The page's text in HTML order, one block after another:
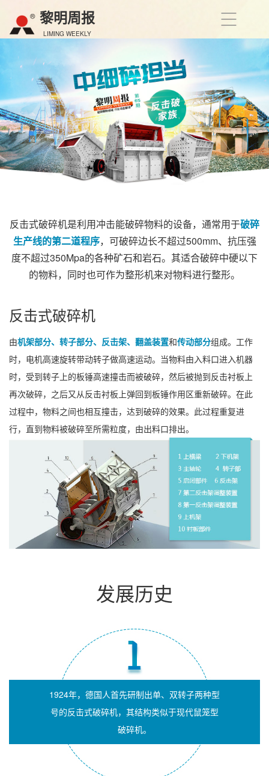
黎明周报
LIMING WEEKLY
反击式破碎机是利用冲击能破碎物料的设备，通常用于破碎
生产线的第二道程序，可破碎边长不超过500mm、抗压强
度不超过350Mpa的各种矿石和岩石。其适合破碎中硬以下
的物料，同时也可作为整形机来对物料进行整形。
反击式破碎机
由机架部分、转子部分、反击架、翻盖装置和传动部分组成。工作
时，电机高速旋转带动转子做高速运动。当物料由入料口进入机器
时，受到转子上的板锤高速撞击而被破碎，然后被抛到反击衬板上
再次破碎，之后又从反击衬板上弹回到板锤作用区重新破碎。在此
过程中，物料之间也相互撞击，达到破碎的效果。此过程重复进
行，直到物料被破碎至所需粒度，由出料口排出。
发展历史
1924年，德国人首先研制出单、双转子两种型
号的反击式破碎机，其结构类似于现代鼠笼型
破碎机。